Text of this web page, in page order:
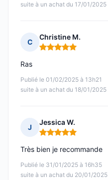
suite à un achat du 17/01/2025
C
Christine M.
Note : 5 sur 5
Publié le 01/02/2025 à 13h21
suite à un achat du 18/01/2025
Ras
J
Jessica W.
Note : 5 sur 5
Publié le 31/01/2025 à 16h35
suite à un achat du 20/01/2025
Très bien je recommande